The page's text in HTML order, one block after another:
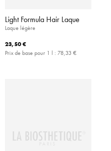
Light Formula Hair Laque
Laque légère
23,50 €
Prix de base pour 1 l : 78,33 €